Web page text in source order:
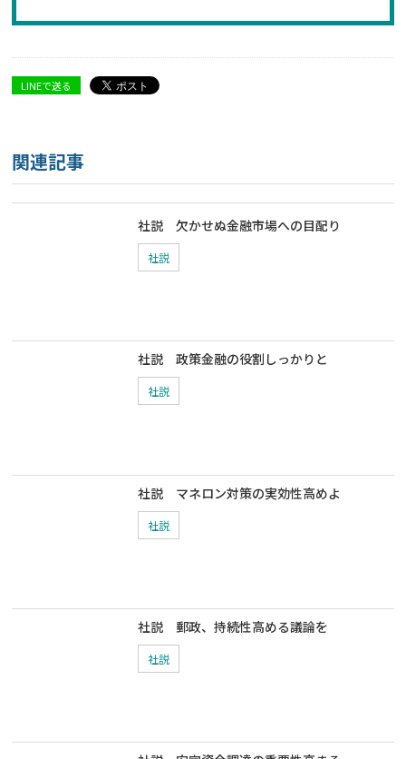
LINEで送る
関連記事
社説 欠かせぬ金融市場への目配り
社説
社説 政策金融の役割しっかりと
社説
社説 マネロン対策の実効性高めよ
社説
社説 郵政、持続性高める議論を
社説